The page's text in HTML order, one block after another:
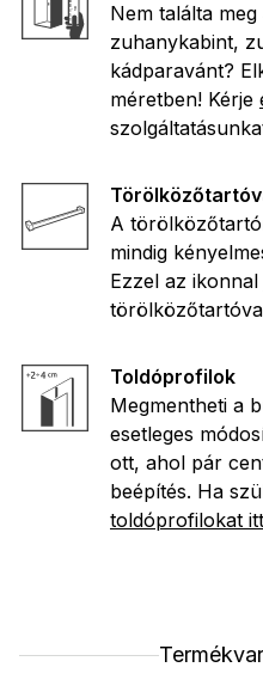
Nem találta
zuhanykabint,
kádparavánt?
méretben! Kérje
A
mindig
Ezzel az
Toldóprofilok
Megmentheti a
esetleges
ott, ahol pár
beépítés. Ha
toldóprofilokat itt